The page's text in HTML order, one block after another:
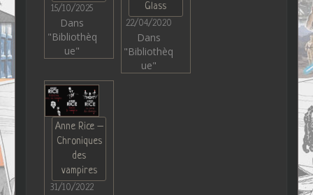
15/10/2025
Dans
"Bibliothèq
ue"
Glass
22/04/2020
Dans
"Bibliothèq
ue"
Anne Rice –
Chroniques
des
vampires
31/10/2022